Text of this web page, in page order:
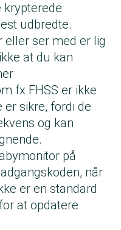
krypterede
udbredte.
eller ser med er lig
at du kan
fx FHSS er ikke
er sikre, fordi de
og kan
på
når
er en standard
at opdatere